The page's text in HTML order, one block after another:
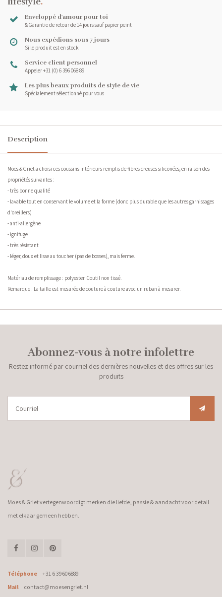
Enveloppé d'amour pour toi
& Garantie de retour de 14 jours sauf papier peint
Nous expédions sous 7 jours
Si le produit est en stock
Service client personnel
Appeler +31 (0) 6 396 068 89
Les plus beaux produits de style de vie
Spécialement sélectionné pour vous
Description
Moes & Griet a choisi ces coussins intérieurs remplis de fibres creuses siliconées, en raison des
propriétés suivantes :
- très bonne qualité
- lavable tout en conservant le volume et la forme (donc plus durable que les autres garnissages
d'oreillers)
- anti-allergène
- ignifuge
- très résistant
- léger, doux et lisse au toucher (pas de bosses), mais ferme.
Matériau de remplissage : polyester. Coutil non tissé.
Remarque : La taille est mesurée de couture à couture avec un ruban à mesurer.
Abonnez-vous à notre infolettre
Restez informé par courriel des dernières nouvelles et des offres sur les
produits
Moes & Griet vertegenwoordigt merken die liefde, passie & aandacht voor detail
met elkaar gemeen hebben.
Téléphone
+31 6 39606889
Mail
contact@moesengriet.nl